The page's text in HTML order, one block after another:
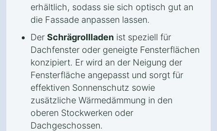
erhältlich, sodass sie sich optisch gut an
die Fassade anpassen lassen.
Der Schrägrollladen ist speziell für
Dachfenster oder geneigte Fensterflächen
konzipiert. Er wird an der Neigung der
Fensterfläche angepasst und sorgt für
effektiven Sonnenschutz sowie
zusätzliche Wärmedämmung in den
oberen Stockwerken oder
Dachgeschossen.